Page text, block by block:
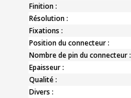
Finition :
Résolution :
Fixations :
Position du connecteur :
Nombre de pin du connecteur :
Epaisseur :
Qualité :
Divers :